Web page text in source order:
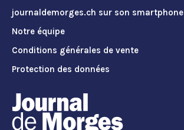
journaldemorges.ch sur son smartphone
Notre équipe
Conditions générales de vente
Protection des données